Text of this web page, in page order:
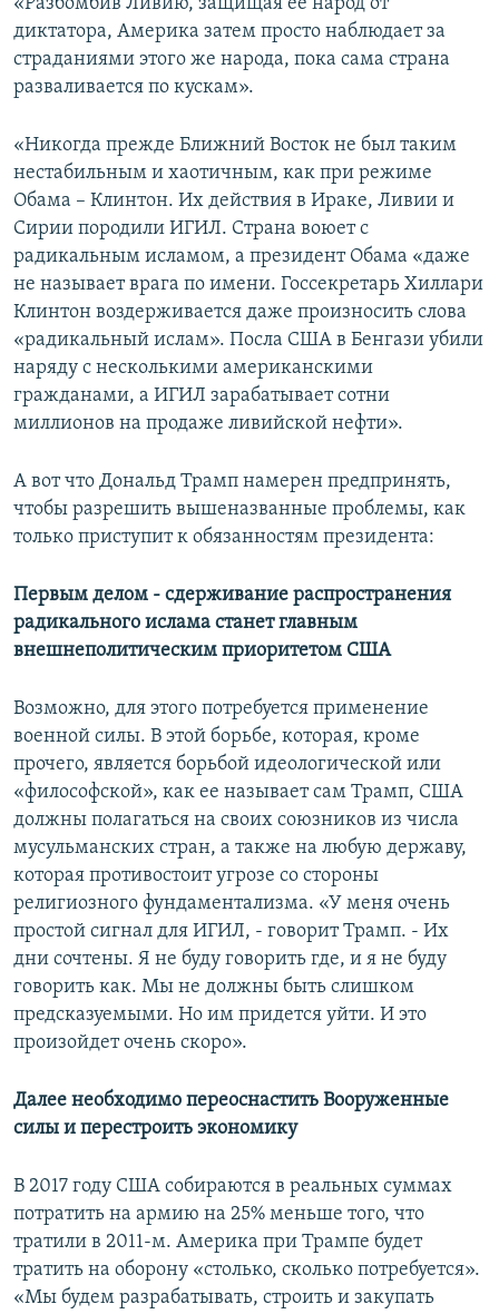
«Разбомбив Ливию, защищая ее народ от
диктатора, Америка затем просто наблюдает за
страданиями этого же народа, пока сама страна
разваливается по кускам».
«Никогда прежде Ближний Восток не был таким
нестабильным и хаотичным, как при режиме
Обама – Клинтон. Их действия в Ираке, Ливии и
Сирии породили ИГИЛ. Страна воюет с
радикальным исламом, а президент Обама «даже
не называет врага по имени. Госсекретарь Хиллари
Клинтон воздерживается даже произносить слова
«радикальный ислам». Посла США в Бенгази убили
наряду с несколькими американскими
гражданами, а ИГИЛ зарабатывает сотни
миллионов на продаже ливийской нефти».
А вот что Дональд Трамп намерен предпринять,
чтобы разрешить вышеназванные проблемы, как
только приступит к обязанностям президента:
Первым делом - сдерживание распространения
радикального ислама станет главным
внешнеполитическим приоритетом США
Возможно, для этого потребуется применение
военной силы. В этой борьбе, которая, кроме
прочего, является борьбой идеологической или
«философской», как ее называет сам Трамп, США
должны полагаться на своих союзников из числа
мусульманских стран, а также на любую державу,
которая противостоит угрозе со стороны
религиозного фундаментализма. «У меня очень
простой сигнал для ИГИЛ, - говорит Трамп. - Их
дни сочтены. Я не буду говорить где, и я не буду
говорить как. Мы не должны быть слишком
предсказуемыми. Но им придется уйти. И это
произойдет очень скоро».
Далее необходимо переоснастить Вооруженные
силы и перестроить экономику
В 2017 году США собираются в реальных суммах
потратить на армию на 25% меньше того, что
тратили в 2011-м. Америка при Трампе будет
тратить на оборону «столько, сколько потребуется».
«Мы будем разрабатывать, строить и закупать